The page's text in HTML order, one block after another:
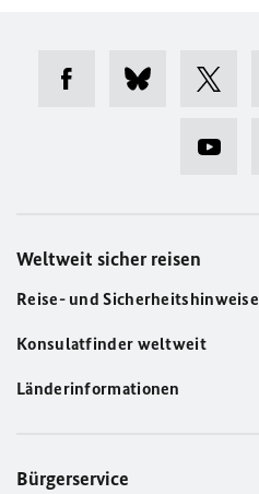
Weltweit sicher reisen
Reise- und Sicherheitshinweise
Konsulatfinder weltweit
Länderinformationen
Bürgerservice